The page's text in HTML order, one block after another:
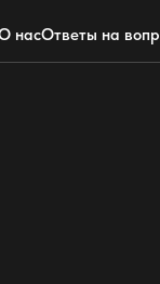
насОтветы на